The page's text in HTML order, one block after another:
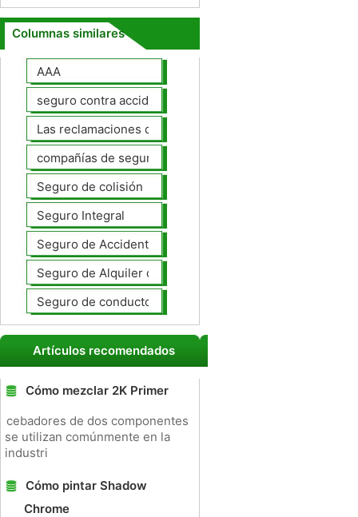
Columnas similares
AAA
seguro contra accidentes
Las reclamaciones de seguros de automóviles
compañías de seguros de coche
Seguro de colisión
Seguro Integral
Seguro de Accidentes Personales
Seguro de Alquiler de coches
Seguro de conductores no asegurados
Artículos recomendados
Cómo mezclar 2K Primer
cebadores de dos componentes
se utilizan comúnmente en la
industri
Cómo pintar Shadow
Chrome